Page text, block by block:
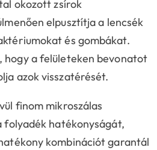
okozott zsírok
elpusztítja a lencsék
és gombákat.
hogy a felületeken bevonatot
azok visszatérését.
finom mikroszálas
folyadék hatékonyságát,
kombinációt garantál